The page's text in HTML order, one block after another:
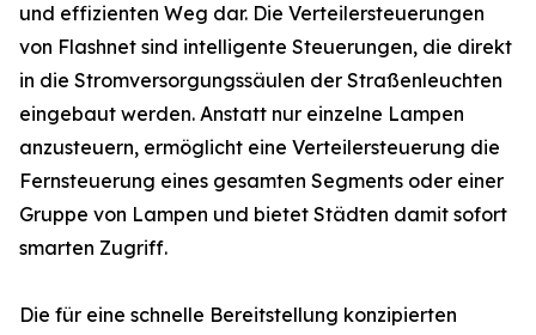
und effizienten Weg dar. Die Verteilersteuerungen
von Flashnet sind intelligente Steuerungen, die direkt
in die Stromversorgungssäulen der Straßenleuchten
eingebaut werden. Anstatt nur einzelne Lampen
anzusteuern, ermöglicht eine Verteilersteuerung die
Fernsteuerung eines gesamten Segments oder einer
Gruppe von Lampen und bietet Städten damit sofort
smarten Zugriff.
Die für eine schnelle Bereitstellung konzipierten